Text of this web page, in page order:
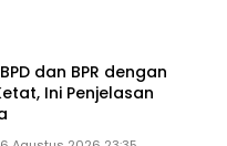
dan BPR dengan
Ini Penjelasan